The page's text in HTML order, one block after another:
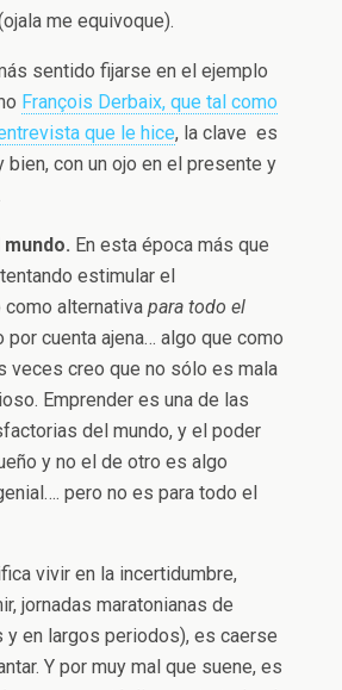
me equivoque).
sentido fijarse en el ejemplo
François Derbaix, que tal como
que le hice, la clave es
bien, con un ojo en el presente y
En esta época más que
estimular el
como alternativapara todo el
por cuenta ajena… algo que como
veces creo que no sólo es mala
Emprender es una de las
del mundo, y el poder
y no el de otro es algo
pero no es para todo el
vivir en la incertidumbre,
jornadas maratonianas de
y en largos periodos), es caerse
Y por muy mal que suene, es